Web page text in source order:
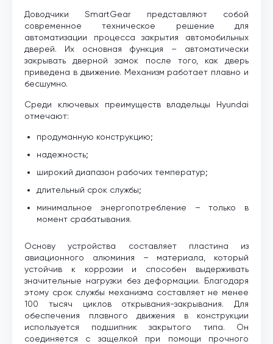
Доводчики SmartGear представляют собой
современное техническое решение для
автоматизации процесса закрытия автомобильных
дверей. Их основная функция – автоматически
закрывать дверной замок после того, как дверь
приведена в движение. Механизм работает плавно и
бесшумно.
Среди ключевых преимуществ владельцы Hyundai
отмечают:
продуманную конструкцию;
надежность;
широкий диапазон рабочих температур;
длительный срок службы;
минимальное энергопотребление – только в
момент срабатывания.
Основу устройства составляет пластина из
авиационного алюминия – материала, который
устойчив к коррозии и способен выдерживать
значительные нагрузки без деформации. Благодаря
этому срок службы механизма составляет не менее
100 тысяч циклов открывания-закрывания. Для
обеспечения плавного движения в конструкции
используется подшипник закрытого типа. Он
соединяется с защелкой при помощи прочного